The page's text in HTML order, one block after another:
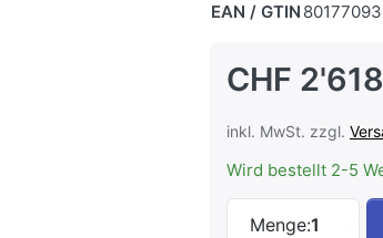
EAN / GTIN
CHF
inkl. MwSt. zzgl.
Wird bestellt 2-5
Menge:1